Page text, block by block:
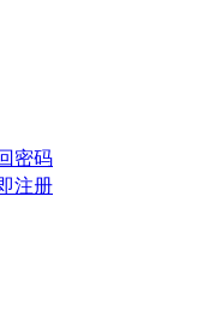
密码
注册